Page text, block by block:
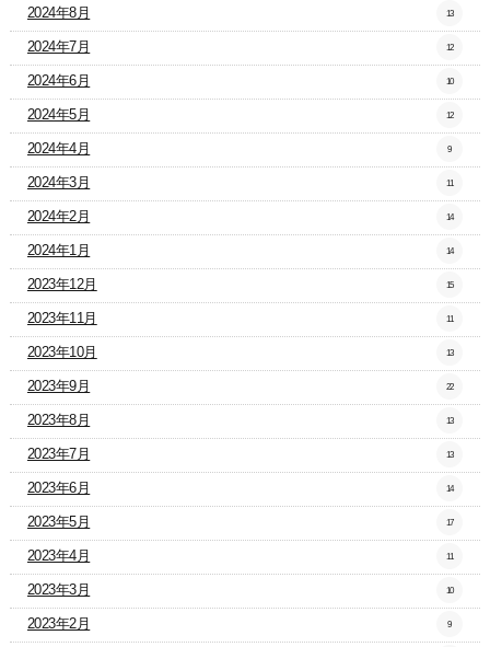
2024年8月 13
2024年7月 12
2024年6月 10
2024年5月 12
2024年4月 9
2024年3月 11
2024年2月 14
2024年1月 14
2023年12月 15
2023年11月 11
2023年10月 13
2023年9月 22
2023年8月 13
2023年7月 13
2023年6月 14
2023年5月 17
2023年4月 11
2023年3月 10
2023年2月 9